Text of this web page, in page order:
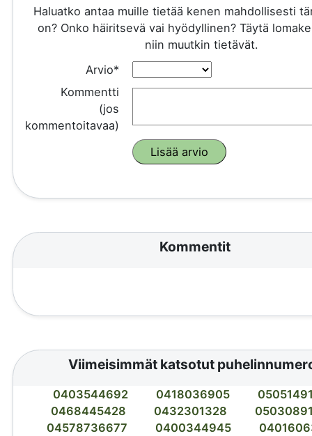
Haluatko antaa muille tietää kenen mahdollisesti
on? Onko häiritsevä vai hyödyllinen? Täytä
niin muutkin tietävät.
Arvio*
Kommentti
(jos
kommentoitavaa)
Kommentit
Viimeisimmät katsotut
0403544692 0418036905
0468445428
0432301328
04578736677
0400344945